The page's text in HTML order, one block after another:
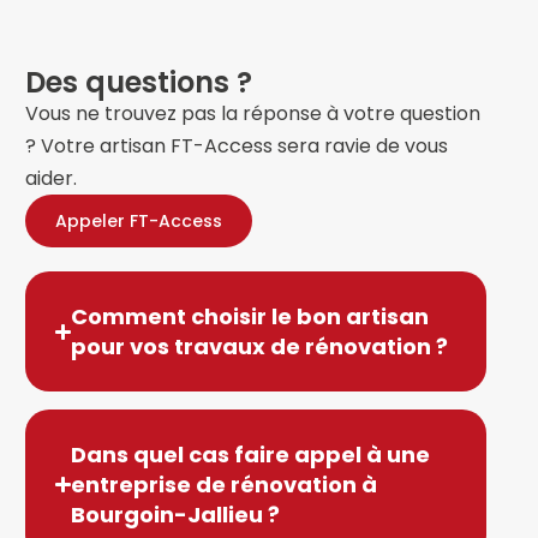
Des questions ?​
Vous ne trouvez pas la réponse à votre question
? Votre artisan FT-Access sera ravie de vous
aider.
Appeler FT-Access
Comment choisir le bon artisan
pour vos travaux de rénovation ?
Dans quel cas faire appel à une
entreprise de rénovation à
Bourgoin-Jallieu ?